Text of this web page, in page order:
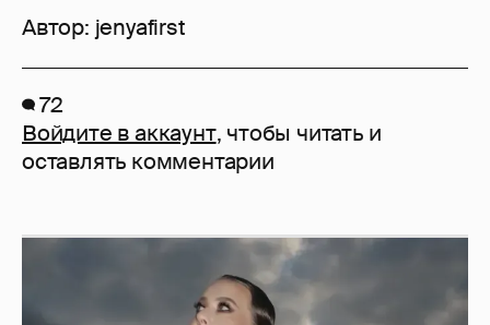
Автор: jenyafirst
72
Войдите в аккаунт, чтобы читать и
оставлять комментарии